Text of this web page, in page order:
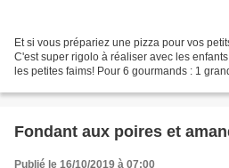
Et si vous prépariez une pizza pour vos
C'est super rigolo à réaliser avec les
les petites faims! Pour 6 gourmands : 1
Fondant aux poires et
Publié le 16/10/2019 à 07:00